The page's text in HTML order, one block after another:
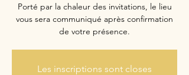
Porté par la chaleur des invitations, le lieu
vous sera communiqué après confirmation
de votre présence.
Les inscriptions sont closes